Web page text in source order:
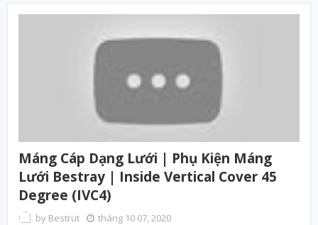
Máng Cáp Dạng Lưới | Phụ Kiện Máng
Lưới Bestray | Inside Vertical Cover 45
Degree (IVC4)
by Bestrut tháng 10 07, 2020